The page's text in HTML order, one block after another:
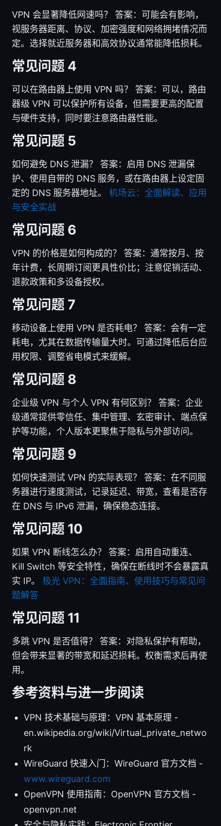
VPN 会显著降低网速吗？ 答案：可能会有影响，
视服务器距离、协议、加密强度和网络拥堵情况而
定。选择就近服务器和高效协议通常能降低损耗。
常见问题 4
可以在路由器上使用 VPN 吗？ 答案：可以，路由
器级 VPN 可以保护所有设备，但需要更高的配置
与硬件支持，同时要注意路由器性能。
常见问题 5
如何避免 DNS 泄漏？ 答案：启用 DNS 泄漏保
护、使用自带的 DNS 服务，或在路由器上设定固
定的 DNS 服务器地址。 机场云：全面解读、应用
与安全实战
常见问题 6
VPN 的价格是如何构成的？ 答案：通常按月、按
年计费，长周期订阅更具性价比；注意促销活动、
退款政策和多设备授权。
常见问题 7
移动设备上使用 VPN 是否耗电？ 答案：会有一定
耗电，尤其在数据传输量大时。可通过降低后台应
用权限、调整省电模式来缓解。
常见问题 8
企业级 VPN 与个人 VPN 有何区别？ 答案：企业
级通常提供零信任、集中管理、玄密审计、端点保
护等功能，个人版本更聚焦于隐私与外部访问。
常见问题 9
如何快速测试 VPN 的实际表现？ 答案：在不同服
务器进行速度测试，记录延迟、带宽，查看是否存
在 DNS 与 IPv6 泄漏，确保稳态连接。
常见问题 10
如果 VPN 断线怎么办？ 答案：启用自动重连、
Kill Switch 等安全特性，确保在断线时不会暴露真
实 IP。 极光 VPN：全面指南、使用技巧与常见问
题解答
常见问题 11
多跳 VPN 是否值得？ 答案：对隐私保护有帮助，
但会带来显著的带宽和延迟损耗。权衡需求后再使
用。
参考资料与进一步阅读
VPN 技术基础与原理：VPN 基本原理 -
en.wikipedia.org/wiki/Virtual_private_netwo
rk
WireGuard 快速入门：WireGuard 官方文档 -
www.wireguard.com
OpenVPN 使用指南：OpenVPN 官方文档 -
openvpn.net